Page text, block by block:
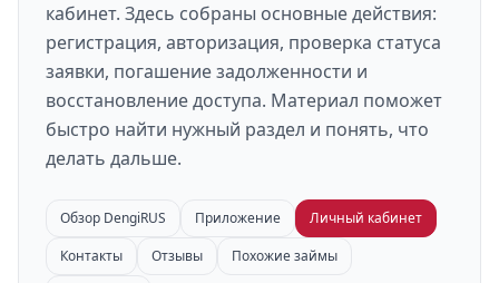
кабинет. Здесь собраны основные действия:
регистрация, авторизация, проверка статуса
заявки, погашение задолженности и
восстановление доступа. Материал поможет
быстро найти нужный раздел и понять, что
делать дальше.
Обзор DengiRUS Приложение
Личный кабинет
Контакты
Отзывы
Похожие займы